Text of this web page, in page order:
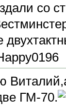
со
ГМ-70.